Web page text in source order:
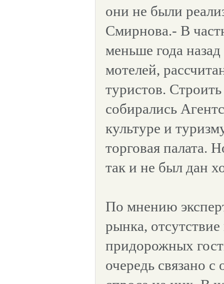
они не были
Смирнова.- В
меньше года
мотелей,
туристов.
собирались
культуре и
торговая палата.
так и не был дан
По мнению
рынка,
придорожных
очередь связано с